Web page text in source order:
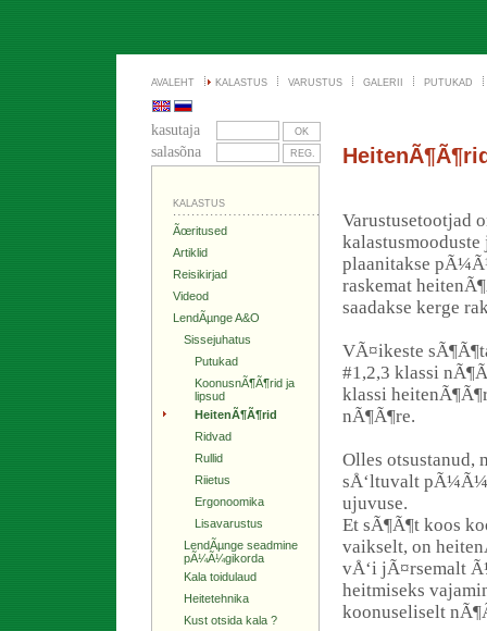
AVALEHT KALASTUS VARUSTUS GALERII PUTUKAD
kasutaja
salasõna
KALASTUS
Ãœritused
Artiklid
Reisikirjad
Videod
LendÃµnge A&O
Sissejuhatus
Putukad
KoonusnÃ¶Ã¶rid ja
lipsud
HeitenÃ¶Ã¶rid
Ridvad
Rullid
Riietus
Ergonoomika
Lisavarustus
LendÃµnge seadmine
pÃ¼Ã¼gikorda
Kala toidulaud
Heitetehnika
Kust otsida kala ?
Varustusetootjad
plaanitakse
raskemat
saadakse kerge
VÃ¤ikeste
#1,2,3 klassi
klassi
nÃ¶Ã¶re.
Olles otsustanud,
sÅ‘ltuvalt
ujuvuse.
Et sÃ¶Ã¶t koos
vaikselt, on
vÅ‘i jÃ¤rsemalt
heitmiseks
koonuseliselt